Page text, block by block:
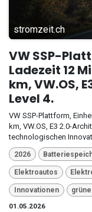
stromzeit.ch
VW SSP-
Ladezeit 12
km, VW.OS,
Level 4.
VW SSP-Plattform,
km, VW.OS, E3 2.0-
technologischen
2026
Elektroautos
Innovationen
01.05.2026